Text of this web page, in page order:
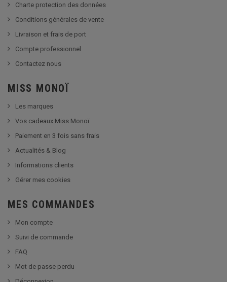
Charte protection des données
Conditions générales de vente
Livraison et frais de port
Compte professionnel
Contactez nous
MISS MONOÏ
Les marques
Vos cadeaux Miss Monoï
Paiement en 3 fois sans frais
Actualités & Blog
Informations clients
Gérer mes cookies
MES COMMANDES
Mon compte
Suivi de commande
FAQ
Mot de passe perdu